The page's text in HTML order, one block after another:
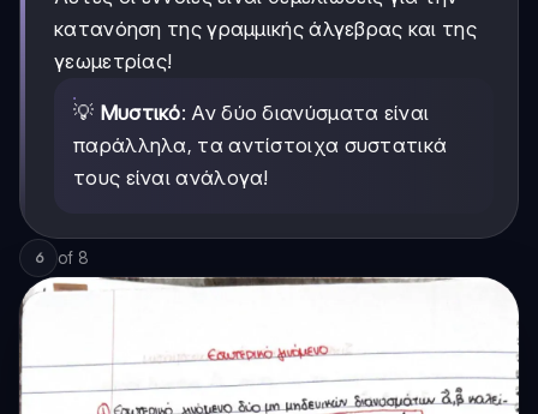
κατανόηση της γραμμικής άλγεβρας και της
γεωμετρίας!
💡 Μυστικό: Αν δύο διανύσματα είναι
παράλληλα, τα αντίστοιχα συστατικά
τους είναι ανάλογα!
6 of 8